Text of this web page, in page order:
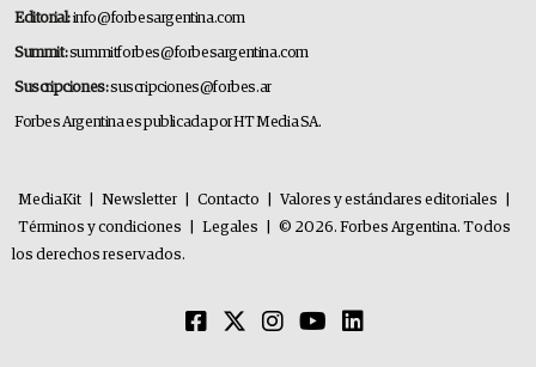
Editorial:info@forbesargentina.com
Summit:summitforbes@forbesargentina.com
Suscripciones:suscripciones@forbes.ar
Forbes Argentina es publicada por HT Media SA.
MediaKit Newsletter Contacto Valores y estándares editoriales
Términos y condiciones
Legales
© 2026. Forbes Argentina. Todos
los derechos reservados.